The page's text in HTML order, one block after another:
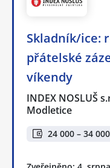
Skladník/ice:
přátelské
víkendy
INDEX NOSLUŠ
Modletice
24 000 – 34